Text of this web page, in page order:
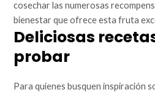
cosechar las numerosas
bienestar que ofrece esta fruta
Deliciosas
probar
Para quienes busquen inspiración